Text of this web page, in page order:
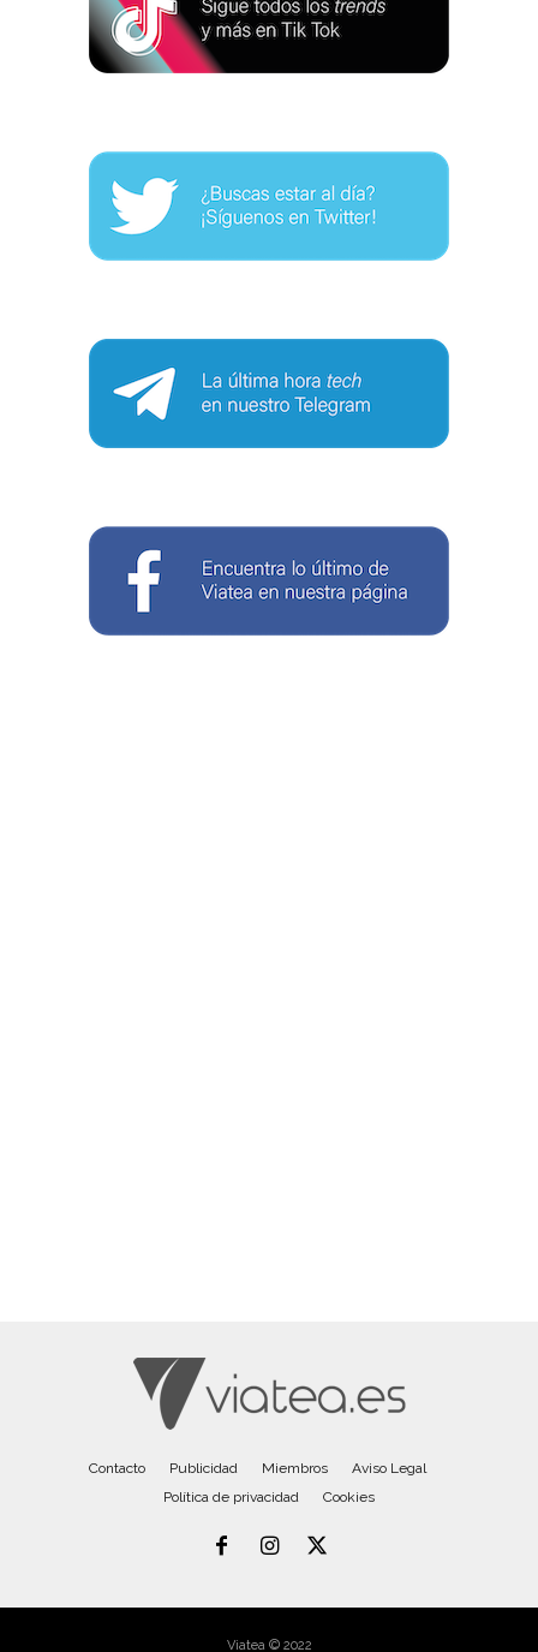
Contacto Publicidad Miembros
Aviso Legal
Política de privacidad
Cookies
Viatea © 2022